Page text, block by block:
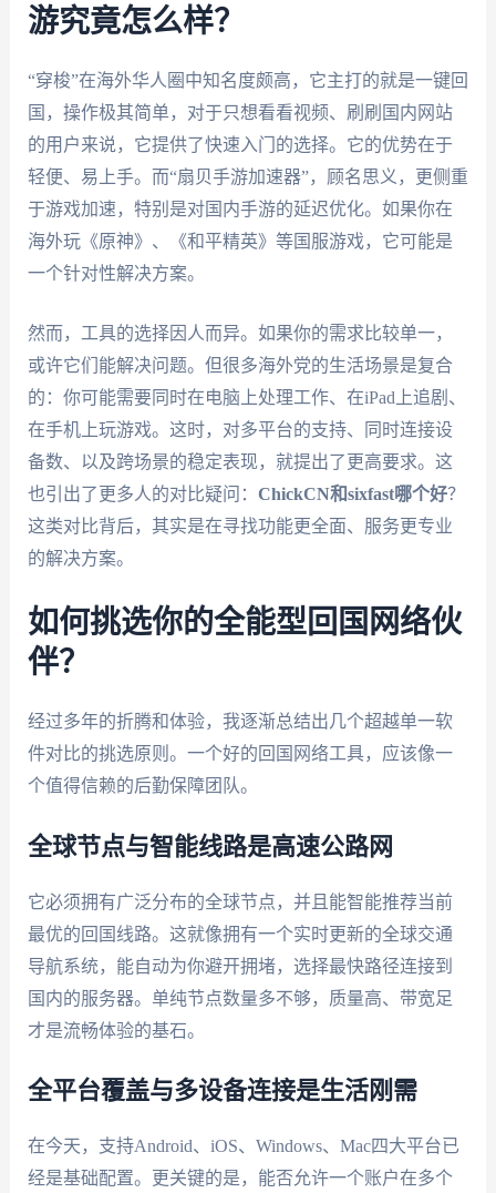
游究竟怎么样？
“穿梭”在海外华人圈中知名度颇高，它主打的就是一键回
国，操作极其简单，对于只想看看视频、刷刷国内网站
的用户来说，它提供了快速入门的选择。它的优势在于
轻便、易上手。而“扇贝手游加速器”，顾名思义，更侧重
于游戏加速，特别是对国内手游的延迟优化。如果你在
海外玩《原神》、《和平精英》等国服游戏，它可能是
一个针对性解决方案。
然而，工具的选择因人而异。如果你的需求比较单一，
或许它们能解决问题。但很多海外党的生活场景是复合
的：你可能需要同时在电脑上处理工作、在iPad上追剧、
在手机上玩游戏。这时，对多平台的支持、同时连接设
备数、以及跨场景的稳定表现，就提出了更高要求。这
也引出了更多人的对比疑问： ChickCN和sixfast哪个好？
这类对比背后，其实是在寻找功能更全面、服务更专业
的解决方案。
如何挑选你的全能型回国网络伙
伴？
经过多年的折腾和体验，我逐渐总结出几个超越单一软
件对比的挑选原则。一个好的回国网络工具，应该像一
个值得信赖的后勤保障团队。
全球节点与智能线路是高速公路网
它必须拥有广泛分布的全球节点，并且能智能推荐当前
最优的回国线路。这就像拥有一个实时更新的全球交通
导航系统，能自动为你避开拥堵，选择最快路径连接到
国内的服务器。单纯节点数量多不够，质量高、带宽足
才是流畅体验的基石。
全平台覆盖与多设备连接是生活刚需
在今天，支持Android、iOS、Windows、Mac四大平台已
经是基础配置。更关键的是，能否允许一个账户在多个